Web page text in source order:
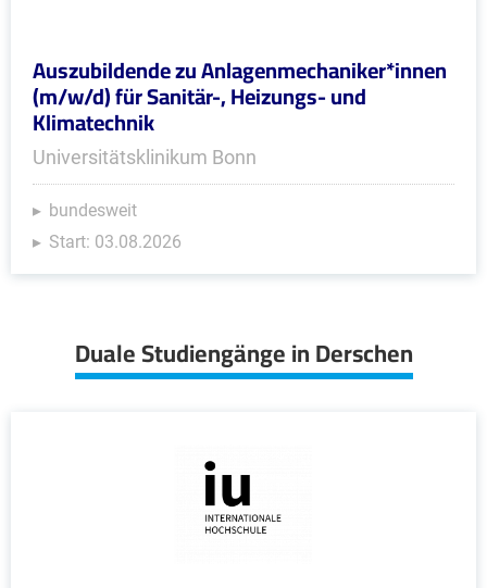
Auszubildende zu Anlagenmechaniker*innen
(m/w/d) für Sanitär-, Heizungs- und
Klimatechnik
Universitätsklinikum Bonn
bundesweit
Start: 03.08.2026
Duale Studiengänge in Derschen